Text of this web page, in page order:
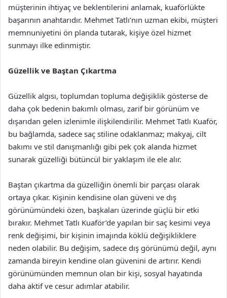
müşterinin ihtiyaç ve beklentilerini anlamak, kuaförlükte
başarının anahtarıdır. Mehmet Tatlı’nın uzman ekibi, müşteri
memnuniyetini ön planda tutarak, kişiye özel hizmet
sunmayı ilke edinmiştir.
Güzellik ve Baştan Çıkartma
Güzellik algısı, toplumdan topluma değişiklik gösterse de
daha çok bedenin bakımlı olması, zarif bir görünüm ve
dışarıdan gelen izlenimle ilişkilendirilir. Mehmet Tatlı Kuaför,
bu bağlamda, sadece saç stiline odaklanmaz; makyaj, cilt
bakımı ve stil danışmanlığı gibi pek çok alanda hizmet
sunarak güzelliği bütüncül bir yaklaşım ile ele alır.
Baştan çıkartma da güzelliğin önemli bir parçası olarak
ortaya çıkar. Kişinin kendisine olan güveni ve dış
görünümündeki özen, başkaları üzerinde güçlü bir etki
bırakır. Mehmet Tatlı Kuaför’de yapılan bir saç kesimi veya
renk değişimi, bir kişinin imajında köklü değişikliklere
neden olabilir. Bu değişim, sadece dış görünümü değil, aynı
zamanda bireyin kendine olan güvenini de artırır. Kendi
görünümünden memnun olan bir kişi, sosyal hayatında
daha aktif ve cesur adımlar atabilir.